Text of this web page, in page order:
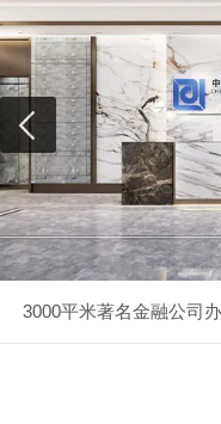
3000平米著名金融公司